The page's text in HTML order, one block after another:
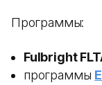
Программы:
Fulbright
программы